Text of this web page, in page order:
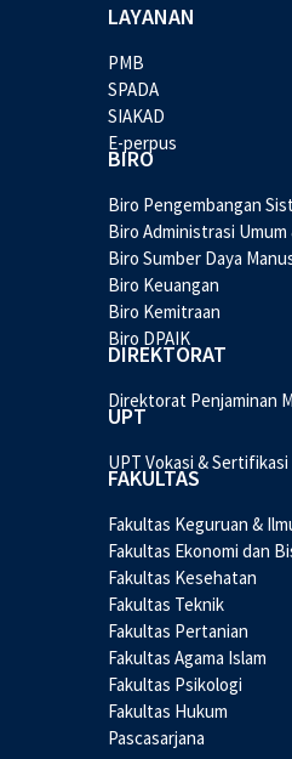
LAYANAN
PMB
SPADA
SIAKAD
E-perpus
BIRO
Biro Pengembangan
Biro Administrasi Umum
Biro Sumber Daya
Biro Keuangan
Biro Kemitraan
Biro DPAIK
DIREKTORAT
Direktorat Penjaminan
UPT
UPT Vokasi & Sertifikasi
FAKULTAS
Fakultas Keguruan &
Fakultas Ekonomi dan
Fakultas Kesehatan
Fakultas Teknik
Fakultas Pertanian
Fakultas Agama Islam
Fakultas Psikologi
Fakultas Hukum
Pascasarjana